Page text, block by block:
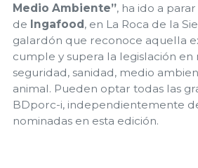
Medio Ambiente”, ha ido a parar
de Ingafood, en La Roca de la
galardón que reconoce aquella
cumple y supera la legislación en
seguridad, sanidad, medio
animal. Pueden optar todas las
BDporc-i, independientemente
nominadas en esta edición.